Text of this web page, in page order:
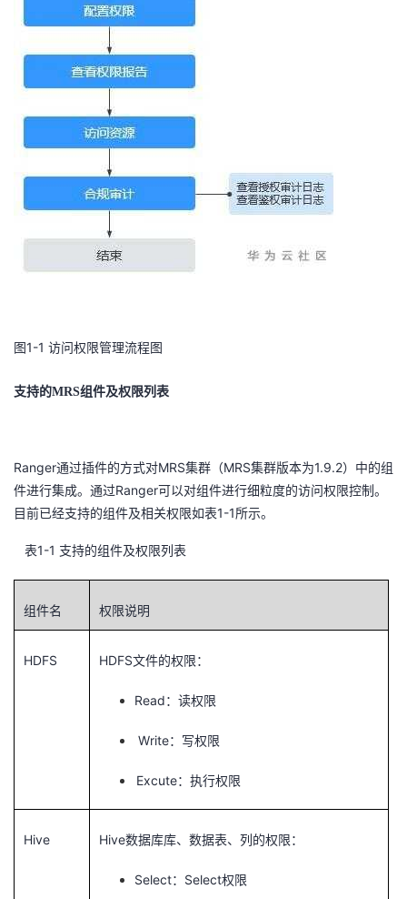
图1-1 访问权限管理流程图
支持的MRS组件及权限列表
Ranger通过插件的方式对MRS集群（MRS集群版本为1.9.2）中的组
件进行集成。通过Ranger可以对组件进行细粒度的访问权限控制。
目前已经支持的组件及相关权限如表1-1 所示。
表1-1 支持的组件及权限列表
组件名 权限说明
HDFS HDFS文件的权限：
Read ：读权限
Write：写权限
Excute：执行权限
Hive Hive数据库库、数据表、列的权限：
Select： Select权限